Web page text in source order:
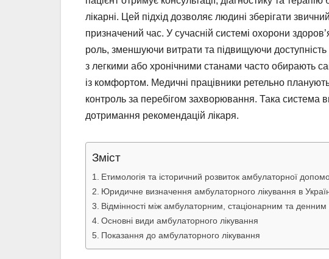
лікарні. Цей підхід дозволяє людині зберігати
призначений час. У сучасній системі охорони
роль, зменшуючи витрати та підвищуючи
з легкими або хронічними станами часто обирають
із комфортом. Медичні працівники ретельно
контроль за перебігом захворювання. Така система
дотримання рекомендацій лікаря.
Зміст
Етимологія та історичний розвиток амбулаторної
Юридичне визначення амбулаторного лікування в
Відмінності між амбулаторним, стаціонарним та денним
Основні види амбулаторного лікування
Показання до амбулаторного лікування